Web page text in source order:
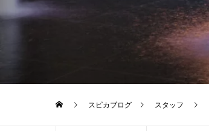
スピカブログ スタッフ